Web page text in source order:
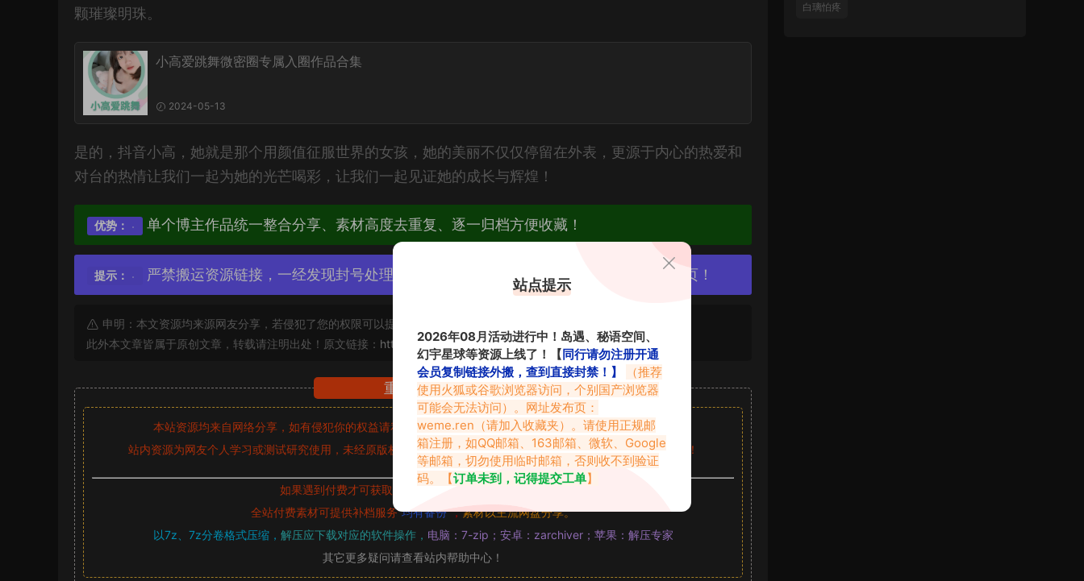
颗璀璨明珠。
小高爱跳舞微密圈专属入圈作品合集
2024-05-13
是的，抖音小高，她就是那个用颜值征服世界的女孩，她的美丽不仅仅停留在外表，更源于内心的热爱和
对台的热情让我们一起为她的光芒喝彩，让我们一起见证她的成长与辉煌！
优势： 单个博主作品统一整合分享、素材高度去重复、逐一归档方便收藏！
提示： 严禁搬运资源链接，一经发现封号处理，素材资源无露点、需求请绕道，关闭本站网页！
申明：本文资源均来源网友分享，若侵犯了您的权限可以提交工单处理。
此外本文章皆属于原创文章，转载请注明出处！原文链接： https://vmiba.top/8363.html
重要声明
本站资源均来自网络分享，如有侵犯你的权益请私信留言收到留言后，我们会第一时间进行审核后删除。
站内资源为网友个人学习或测试研究使用，未经原版权作者许可,禁止用于任何商业途径！请在下载24小时内删除！
如果遇到付费才可获取的素材，建议升级
对应的VIP。
全站付费素材可提供补档服务“均有备份”，素材以主流网盘分享。
以7z、7z分卷格式压缩， 解压应下载对应的软件操作， 电脑：7-zip；安卓：zarchiver；苹果：解压专家
其它更多疑问请查看站内帮助中心！
白璃怕疼
站点提示
2026年08月活动进行中！岛遇、秘语空间、
幻宇星球等资源上线了！【同行请勿注册开通
会员复制链接外搬，查到直接封禁！】
（推荐
使用火狐或谷歌浏览器访问，个别国产浏览器
可能会无法访问）。网址发布页：
weme.ren （请加入收藏夹）。请使用正规邮
箱注册，如QQ邮箱、163邮箱、微软、Google
等邮箱，切勿使用临时邮箱，否则收不到验证
码。【订单未到，记得提交工单】